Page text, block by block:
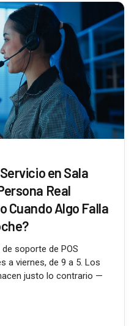
en Sala
Real
Cuando Algo Falla
soporte de POS
a viernes, de 9 a 5. Los
justo lo contrario —